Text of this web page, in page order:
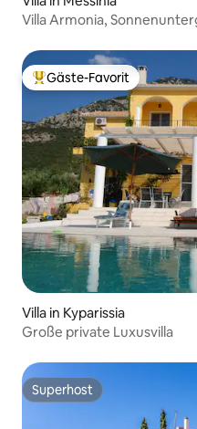
Villa Armonia,
Beliebter Gäste-Favorit.
Gäste-Favorit
Villa in Kyparissia
Große private Luxusvilla
Superhost
Superhost